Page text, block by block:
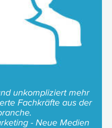
unkompliziert mehr
Fachkräfte aus der
- Neue Medien